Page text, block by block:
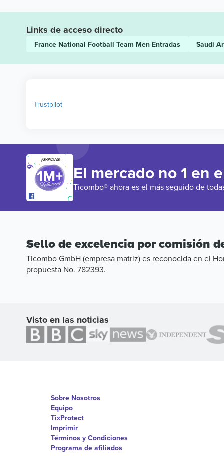
Links de acceso directo
France National Football Team Men Entradas Saudi
Trustpilot
¡GRACIAS!
El mercado no 1 en
Ticombo® ahora es el más seguido de
Sello de excelencia por comisión
Ticombo GmbH (empresa matriz) es reconocida en el
propuesta No. 782393.
Visto en las noticias
Sobre Nosotros
Equipo
TixProtect
Imprimir
Términos y Condiciones
Programa de afiliados